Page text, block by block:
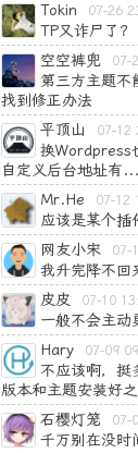
Tokin 07-26
TP又诈尸了？
空空裤兜
07-
第三方主题不
找到修正办法
平顶山
07-12
换Wordpress
自定义后台地址有...
Mr.He
07-12
应该是某个插
网友小宋
07-
我升完降不回
皮皮
07-10
一般不会主动
Hary
07-09
不应该啊，挺
版本和主题安装好
石樱灯笼
07-
千万别在没时